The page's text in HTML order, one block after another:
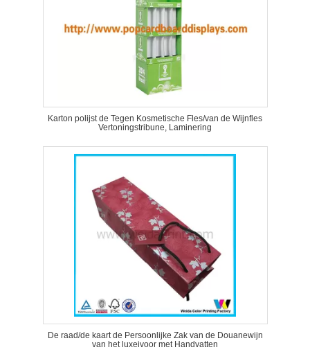
Karton polijst de Tegen Kosmetische Fles/van de Wijnfles
Vertoningstribune, Laminering
De raad/de kaart de Persoonlijke Zak van de Douanewijn
van het luxeivoor met Handvatten